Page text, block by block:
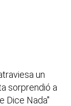
un
sorprendió a
Dice Nada"